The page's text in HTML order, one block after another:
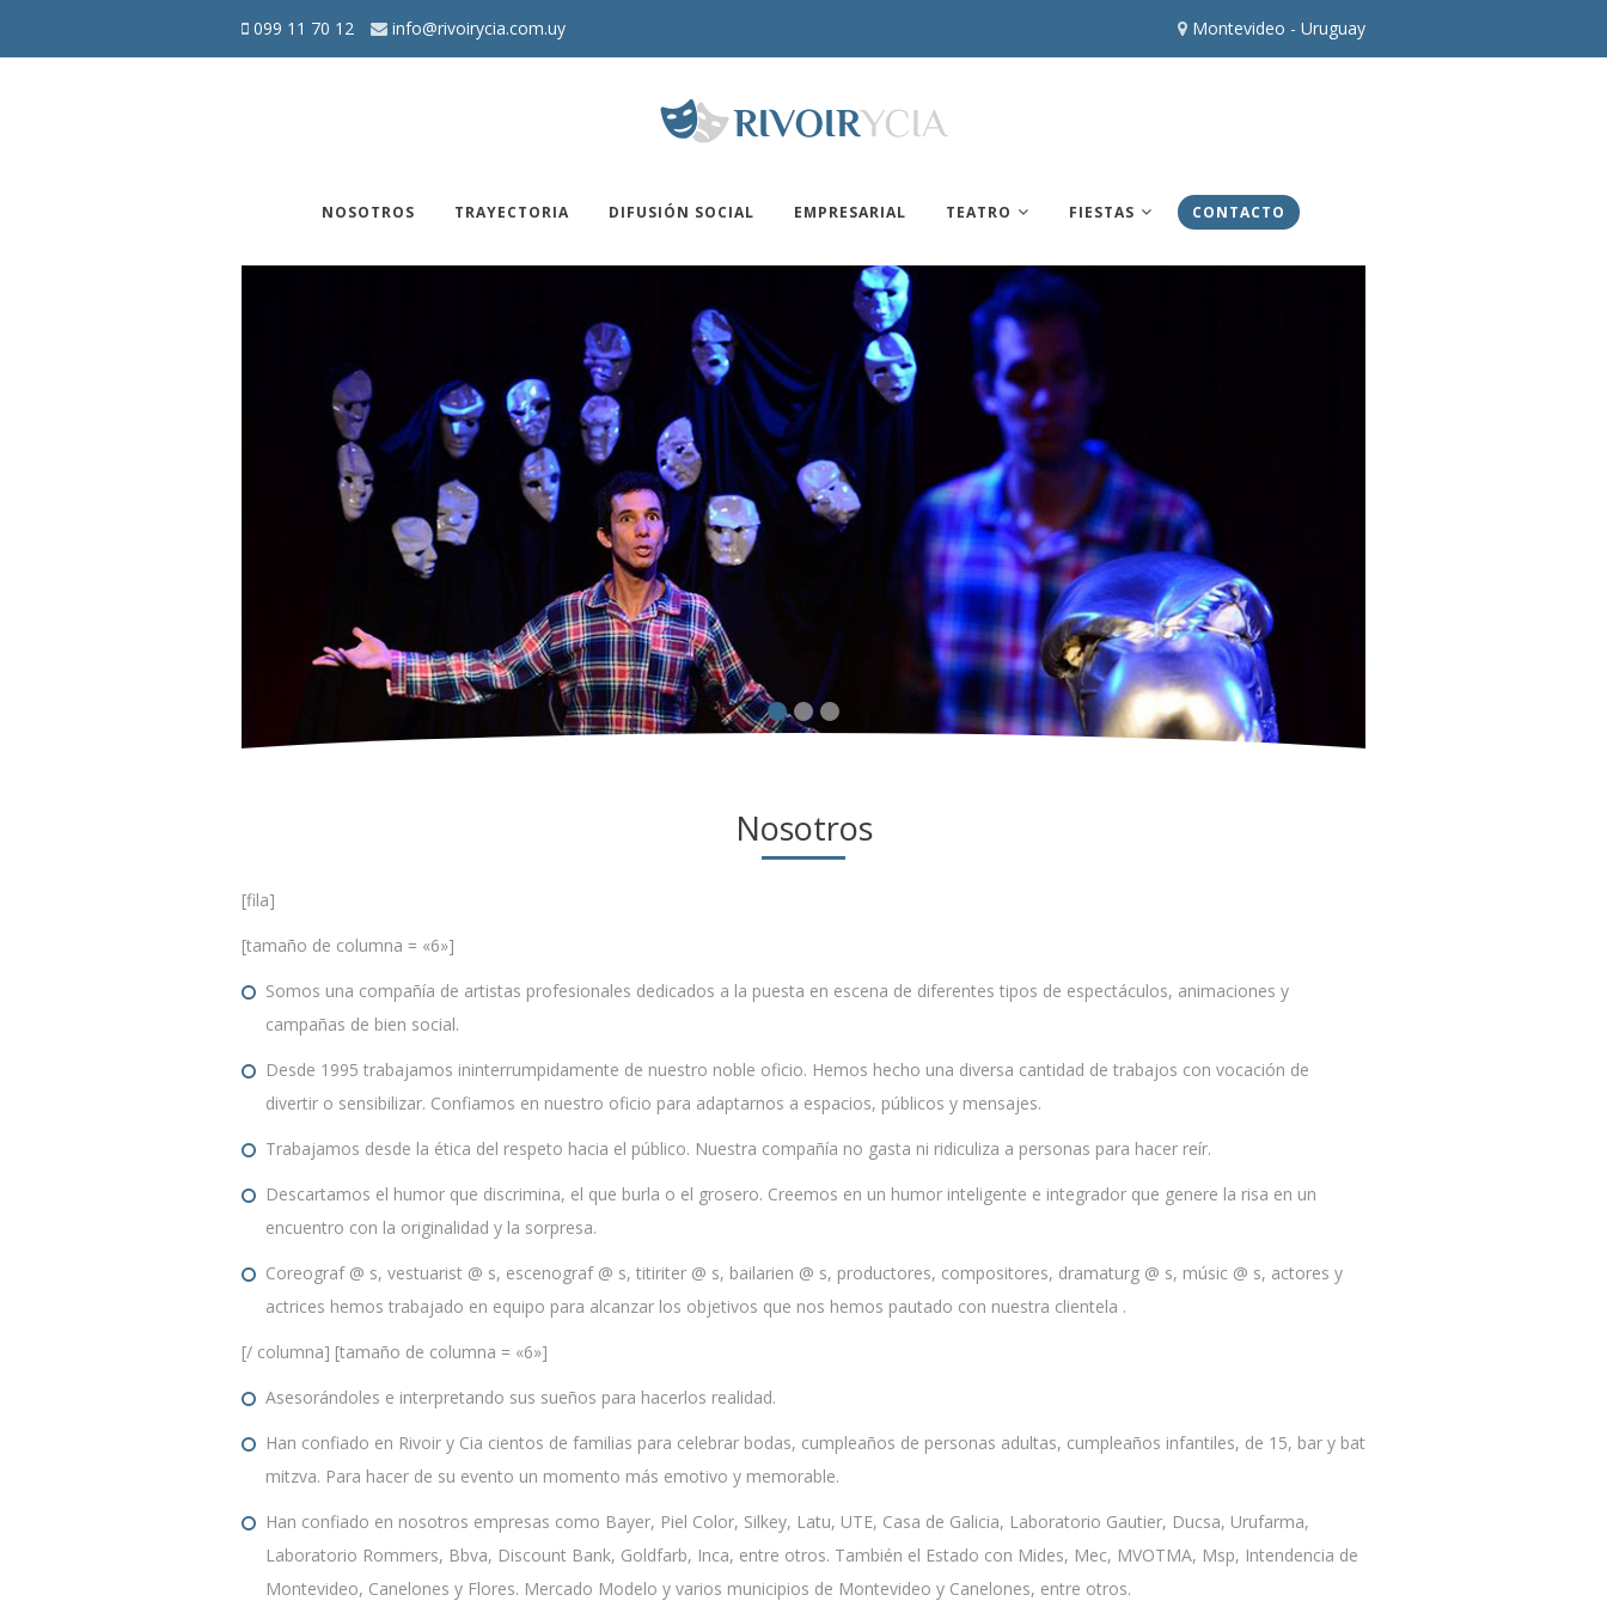
099 11 70 12 info@rivoirycia.com.uy Montevideo - Uruguay
NOSOTROS TRAYECTORIA DIFUSIÓN SOCIAL EMPRESARIAL TEATRO FIESTAS CONTACTO
Nosotros
[fila]
[tamaño de columna = «6»]
Somos una compañía de artistas profesionales dedicados a la puesta en escena de diferentes tipos de espectáculos, animaciones y
campañas de bien social.
Desde 1995 trabajamos ininterrumpidamente de nuestro noble oficio. Hemos hecho una diversa cantidad de trabajos con vocación de
divertir o sensibilizar. Confiamos en nuestro oficio para adaptarnos a espacios, públicos y mensajes.
Trabajamos desde la ética del respeto hacia el público. Nuestra compañía no gasta ni ridiculiza a personas para hacer reír.
Descartamos el humor que discrimina, el que burla o el grosero. Creemos en un humor inteligente e integrador que genere la risa en un
encuentro con la originalidad y la sorpresa.
Coreograf @ s, vestuarist @ s, escenograf @ s, titiriter @ s, bailarien @ s, productores, compositores, dramaturg @ s, músic @ s, actores y
actrices hemos trabajado en equipo para alcanzar los objetivos que nos hemos pautado con nuestra clientela .
[/ columna] [tamaño de columna = «6»]
Asesorándoles e interpretando sus sueños para hacerlos realidad.
Han confiado en Rivoir y Cia cientos de familias para celebrar bodas, cumpleaños de personas adultas, cumpleaños infantiles, de 15, bar y bat
mitzva. Para hacer de su evento un momento más emotivo y memorable.
Han confiado en nosotros empresas como Bayer, Piel Color, Silkey, Latu, UTE, Casa de Galicia, Laboratorio Gautier, Ducsa, Urufarma,
Laboratorio Rommers, Bbva, Discount Bank, Goldfarb, Inca, entre otros. También el Estado con Mides, Mec, MVOTMA, Msp, Intendencia de
Montevideo, Canelones y Flores. Mercado Modelo y varios municipios de Montevideo y Canelones, entre otros.